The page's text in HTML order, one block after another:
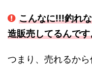
こんなに!!!釣れ
造販売してるんで
つまり、売れるから